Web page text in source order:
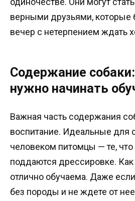
верными друзьями, которые
вечер с нетерпением ждать
Содержание
нужно начинать
Важная часть содержания
воспитание. Идеальные для
человеком питомцы — те,
поддаются дрессировке. Как
отлично обучаема. Даже
без породы и не ждете от